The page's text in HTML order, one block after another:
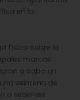
en la
física sobre la
marcas
a cabo un
veintena de
a sesiones